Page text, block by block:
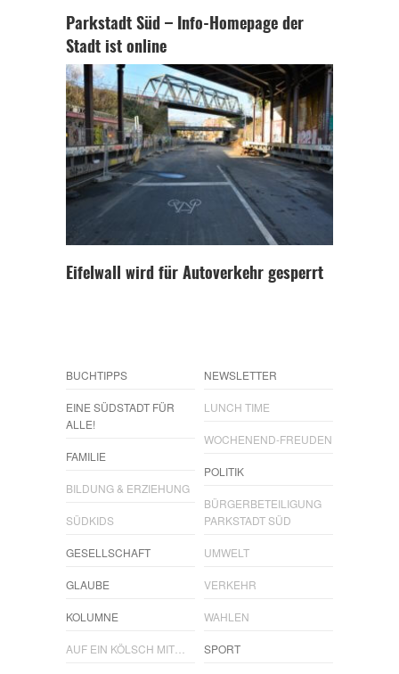
Parkstadt Süd – Info-Homepage der
Stadt ist online
Eifelwall wird für Autoverkehr gesperrt
BUCHTIPPS
EINE SÜDSTADT FÜR
ALLE!
FAMILIE
BILDUNG & ERZIEHUNG
SÜDKIDS
GESELLSCHAFT
GLAUBE
KOLUMNE
AUF EIN KÖLSCH MIT…
NEWSLETTER
LUNCH TIME
WOCHENEND-FREUDEN
POLITIK
BÜRGERBETEILIGUNG
PARKSTADT SÜD
UMWELT
VERKEHR
WAHLEN
SPORT